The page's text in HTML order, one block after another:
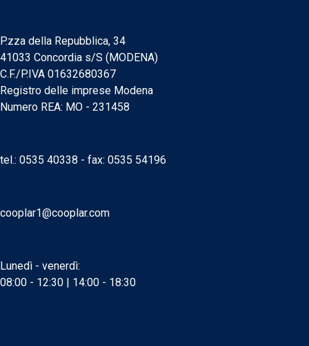
P.zza della Repubblica, 34
41033 Concordia s/S (MODENA)
C.F./P.IVA 01632680367
Registro delle imprese Modena
Numero REA: MO - 231458
tel.: 0535 40338 - fax: 0535 54196
cooplar1@cooplar.com
Lunedì - venerdì:
08:00 - 12:30 | 14:00 - 18:30